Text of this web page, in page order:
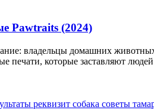
Pawtraits (2024)
владельцы домашних
которые заставляют
реквизит собака советы